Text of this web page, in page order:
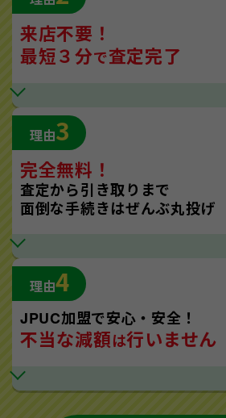
来店不要！
最短３分で査定完了
理由3
完全無料！
査定から引き取りまで
面倒な手続きはぜんぶ丸投げ
理由4
JPUC加盟で安心・安全！
不当な減額は行いません